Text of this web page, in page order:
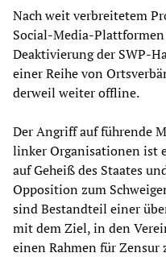
Nach weit verbreitetem
Social-Media-Plattformen
Deaktivierung der SWP-
einer Reihe von
derweil weiter offline.
Der Angriff auf führende
linker Organisationen ist
auf Geheiß des Staates
Opposition zum
sind Bestandteil einer
mit dem Ziel, in den
einen Rahmen für Zensur